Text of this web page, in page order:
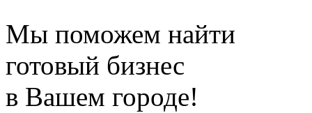
Мы поможем найти
готовый бизнес
в Вашем городе!